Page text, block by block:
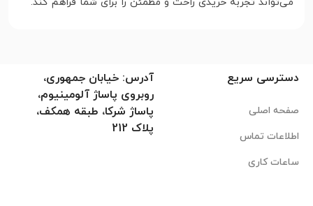
دسترسی سریع
صفحه اصلی
اطلاعات تماس
ساعات کاری
آدرس: خیابان جمهوری،
روبروی پاساژ آلومینیوم،
پاساژ شرکا، طبقه همکف،
پلاک 212